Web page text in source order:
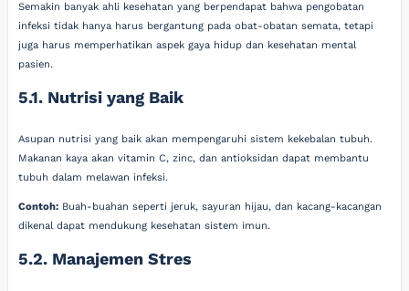
Semakin banyak ahli kesehatan yang berpendapat bahwa pengobatan
infeksi tidak hanya harus bergantung pada obat-obatan semata, tetapi
juga harus memperhatikan aspek gaya hidup dan kesehatan mental
pasien.
5.1. Nutrisi yang Baik
Asupan nutrisi yang baik akan mempengaruhi sistem kekebalan tubuh.
Makanan kaya akan vitamin C, zinc, dan antioksidan dapat membantu
tubuh dalam melawan infeksi.
Contoh: Buah-buahan seperti jeruk, sayuran hijau, dan kacang-kacangan
dikenal dapat mendukung kesehatan sistem imun.
5.2. Manajemen Stres